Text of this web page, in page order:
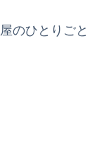
のひとりごと